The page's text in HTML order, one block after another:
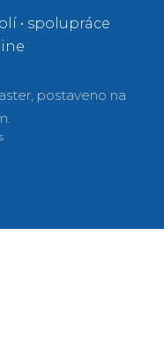
• spolupráce
postaveno na